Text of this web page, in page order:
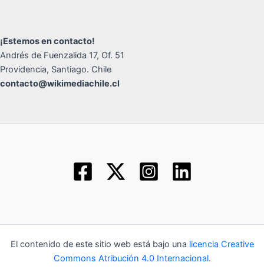
¡Estemos en contacto!
Andrés de Fuenzalida 17, Of. 51
Providencia, Santiago. Chile
contacto@wikimediachile.cl
El contenido de este sitio web está bajo una licencia Creative
Commons Atribución 4.0 Internacional.